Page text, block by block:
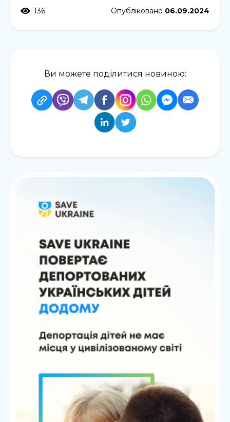
136 Опубліковано 06.09.2024
Ви можете поділитися новиною: